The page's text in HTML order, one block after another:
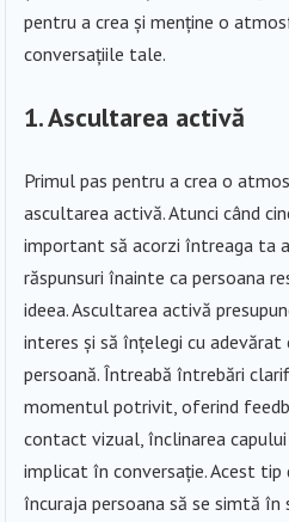
pentru a crea și menține o
conversațiile tale.
1. Ascultarea activă
Primul pas pentru a crea o
ascultarea activă. Atunci când
important să acorzi întreaga ta
răspunsuri înainte ca persoana
ideea. Ascultarea activă
interes și să înțelegi cu adevărat
persoană. Întreabă întrebări
momentul potrivit, oferind
contact vizual, înclinarea
implicat în conversație. Acest
încuraja persoana să se simtă în